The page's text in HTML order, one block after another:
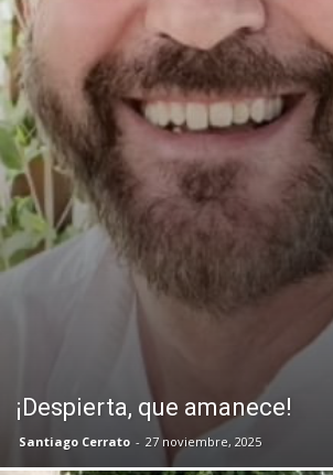
¡Despierta, que amanece!
Santiago Cerrato - 27 noviembre, 2025